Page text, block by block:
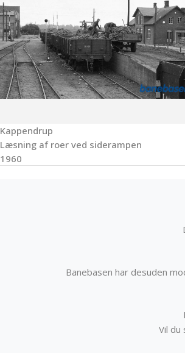
Kappendrup
Læsning af roer ved siderampen
1960
Banebasen har desuden
Vil du